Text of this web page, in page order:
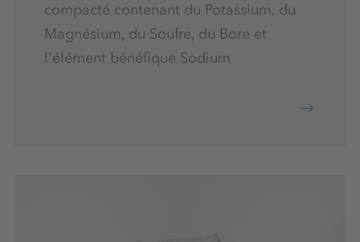
compacté contenant du Potassium, du
Magnésium, du Soufre, du Bore et
l'élément bénéfique Sodium